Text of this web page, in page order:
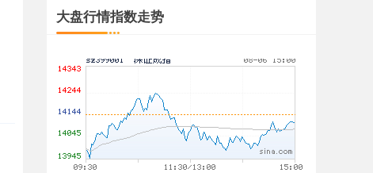
大盘行情指数走势
深证成指 14110.12